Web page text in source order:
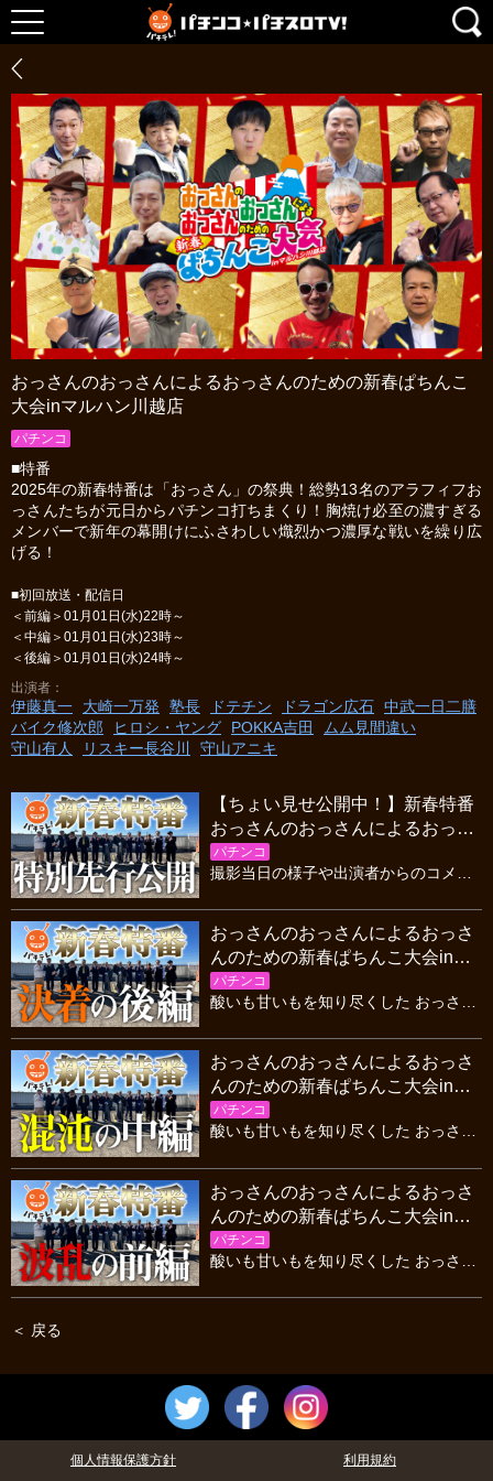
おっさんのおっさんによるおっさんのための新春ぱちんこ
大会inマルハン川越店
パチンコ
■特番
2025年の新春特番は「おっさん」の祭典！総勢13名のアラフィフお
っさんたちが元日からパチンコ打ちまくり！胸焼け必至の濃すぎる
メンバーで新年の幕開けにふさわしい熾烈かつ濃厚な戦いを繰り広
げる！
■初回放送・配信日
＜前編＞01月01日(水)22時～
＜中編＞01月01日(水)23時～
＜後編＞01月01日(水)24時～
出演者
伊藤真一 大崎一万発 塾長 ドテチン ドラゴン広石 中武一日二膳
バイク修次郎
ヒロシ・ヤング POKKA吉田
ムム見間違い
守山有人
リスキー長谷川 守山アニキ
【ちょい見せ公開中！】新春特番
おっさんのおっさんによるおっさ
んのための新春ぱちんこ大会
パチンコ
おっさんのおっさんによるおっさ
んのための新春ぱちんこ大会inマ
ルハン川越店 #後編
パチンコ
おっさんのおっさんによるおっさ
んのための新春ぱちんこ大会inマ
ルハン川越店 #中編
パチンコ
酸いも甘いもを知り尽くした おっさんライターだらけの総勢 12名によるパチンコオンリーの差玉タッグバトル！豪華お年玉の優勝賞金を手にするのはどのチームなのか！？
おっさんのおっさんによるおっさ
んのための新春ぱちんこ大会inマ
ルハン川越店 #前編
パチンコ
＜ 戻る
個人情報保護方針 利用規約